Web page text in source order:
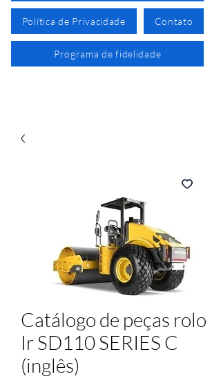
Política de Privacidade Contato
Programa de fidelidade
Catálogo de peças rolo
Ir SD110 SERIES C
(inglês)